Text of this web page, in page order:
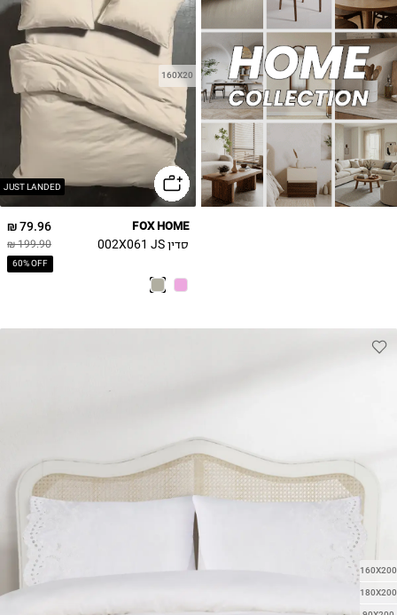
JUST LANDED
160X20
79.96 ₪
199.90 ₪
60% OFF
FOX HOME
סדין 002X061 JS
160X200
180X200